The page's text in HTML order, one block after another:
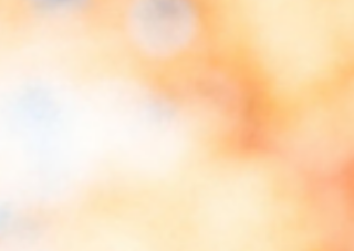
denken. Soms gebeurt er iets moois wanneer
nieuwsgierig dichterbij. Je ziet hem even
ademhalen. Of je merkt dat zijn lichaam zachter
wordt en hij een beetje ontspant. Maar soms
hoofd weg. Hij loopt een stukje verder. Of hij